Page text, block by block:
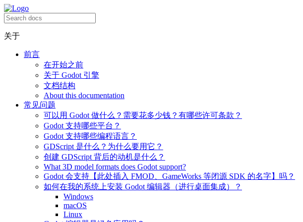
关于
前言
在开始之前
关于 Godot 引擎
文档结构
About this documentation
常见问题
可以用 Godot 做什么？需要花多少钱？有哪些许可条款？
Godot 支持哪些平台？
Godot 支持哪些编程语言？
GDScript 是什么？为什么要用它？
创建 GDScript 背后的动机是什么？
What 3D model formats does Godot support?
Godot 会支持【此处插入 FMOD、GameWorks 等闭源 SDK 的名字】吗？
如何在我的系统上安装 Godot 编辑器（进行桌面集成）？
Windows
macOS
Linux